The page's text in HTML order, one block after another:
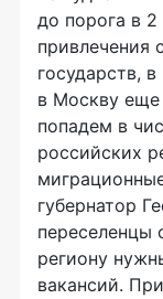
до порога в
привлечения
государств,
в Москву еще
попадем в
российских
губернатор
переселенцы
региону
вакансий.